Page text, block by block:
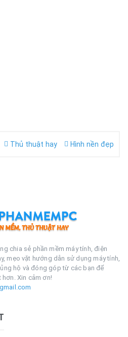
Thủ thuật hay Hình nền đẹp
chia sẻ phần mềm máy tính, điện
mẹo vặt hướng dẫn sử dụng máy tính,
hộ và đóng góp từ các bạn để
Xin cảm ơn!